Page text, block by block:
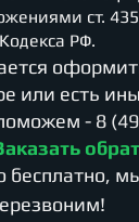
ст. 435
Кодекса РФ.
или есть
- 8
бесплатно,